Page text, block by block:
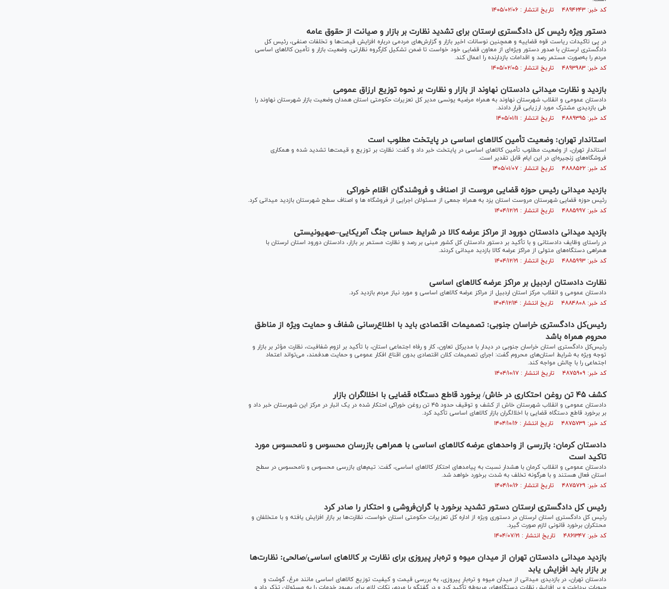
کد خبر: ۴۸۹۴۲۴۳ تاریخ انتشار : ۱۴۰۵/۰۲/۰۶
دستور ویژه رئیس کل دادگستری لرستان برای تشدید نظارت بر بازار و صیانت از حقوق عامه
در پی تاکیدات ریاست قوه قضاییه و همچنین نوسانات اخیر بازار و گزارش‌های مردمی درباره افزایش قیمت‌ها و تخلفات صنفی، رئیس کل
دادگستری لرستان با صدور دستور ویژه‌ای از معاون قضایی خود خواست تا ضمن تشکیل کارگروه نظارتی، وضعیت بازار و تأمین کالا‌های اساسی
مردم را به‌صورت مستمر رصد و اقدامات بازدارنده را اعمال کند.
کد خبر: ۴۸۹۳۹۸۳ تاریخ انتشار : ۱۴۰۵/۰۲/۰۵
بازدید و نظارت میدانی دادستان نهاوند از بازار و نظارت بر نحوه توزیع ارزاق عمومی
دادستان عمومی و انقلاب شهرستان نهاوند به همراه مرضیه یونسی مدیر کل تعزیرات حکومتی استان همدان وضعیت بازار شهرستان نهاوند را
طی بازدیدی مشترک مورد ارزیابی قرار دادند.
کد خبر: ۴۸۸۹۳۹۵ تاریخ انتشار : ۱۴۰۵/۰۱/۱۱
استاندار تهران: وضعیت تأمین کالا‌های اساسی در پایتخت مطلوب است
استاندار تهران، از وضعیت مطلوب تأمین کالا‌های اساسی در پایتخت خبر داد و گفت: نظارت بر توزیع و قیمت‌ها تشدید شده و همکاری
فروشگاه‌های زنجیره‌ای در این ایام قابل تقدیر است.
کد خبر: ۴۸۸۸۵۲۲ تاریخ انتشار : ۱۴۰۵/۰۱/۰۷
بازدید میدانی رئیس حوزه قضایی مروست از اصناف و فروشندگان اقلام خوراکی
رئیس حوزه قضایی شهرستان مروست استان یزد به همراه جمعی از مسئولان اجرایی از فروشگاه ها و اصناف سطح شهرستان بازدید میدانی کرد.
کد خبر: ۴۸۸۵۹۹۷ تاریخ انتشار : ۱۴۰۴/۱۲/۲۱
بازدید میدانی دادستان دورود از مراکز عرضه کالا در شرایط حساس جنگ آمریکایی‌–صهیونیستی
در راستای وظایف دادستانی و با تأکید بر دستور دادستان کل کشور مبنی بر رصد و نظارت مستمر بر بازار، دادستان دورود استان لرستان با
همراهی دستگاه‌های متولی از مراکز عرضه کالا بازدید میدانی کردند.
کد خبر: ۴۸۸۵۹۹۳ تاریخ انتشار : ۱۴۰۴/۱۲/۲۱
نظارت دادستان اردبیل بر مراکز عرضه کالا‌های اساسی
دادستان عمومی و انقلاب مرکز استان اردبیل از مراکز عرضه کالا‌های اساسی و مورد نیاز مردم بازدید کرد.
کد خبر: ۴۸۸۴۸۰۸ تاریخ انتشار : ۱۴۰۴/۱۲/۱۴
رئیس‌کل دادگستری خراسان جنوبی: تصمیمات اقتصادی باید با اطلاع‌رسانی شفاف و حمایت ویژه از مناطق
محروم همراه باشد
رئیس‌کل دادگستری استان خراسان جنوبی در دیدار با مدیرکل تعاون، کار و رفاه اجتماعی استان، با تأکید بر لزوم شفافیت، نظارت مؤثر بر بازار و
توجه ویژه به شرایط استان‌های محروم گفت: اجرای تصمیمات کلان اقتصادی بدون اقناع افکار عمومی و حمایت هدفمند، می‌تواند اعتماد
اجتماعی را با چالش مواجه کند.
کد خبر: ۴۸۷۵۹۰۹ تاریخ انتشار : ۱۴۰۴/۱۰/۱۷
کشف ۴۵ تن روغن احتکاری در خاش/ برخورد قاطع دستگاه قضایی با اخلالگران بازار
دادستان عمومی و انقلاب شهرستان خاش از کشف و توقیف حدود ۴۵ تن روغن خوراکی احتکار شده در یک انبار در مرکز این شهرستان خبر داد و
بر برخورد قاطع دستگاه قضایی با اخلالگران بازار کالا‌های اساسی تأکید کرد.
کد خبر: ۴۸۷۵۷۳۹ تاریخ انتشار : ۱۴۰۴/۱۰/۱۶
دادستان کرمان: بازرسی از واحد‌های عرضه کالا‌های اساسی با همراهی بازرسان محسوس و نامحسوس مورد
تاکید است
دادستان عمومی و انقلاب کرمان با هشدار نسبت به پیامد‌های احتکار کالا‌های اساسی، گفت: تیم‌های بازرسی محسوس و نامحسوس در سطح
استان فعال هستند و با هرگونه تخلف به شدت برخورد خواهد شد.
کد خبر: ۴۸۷۵۷۲۹ تاریخ انتشار : ۱۴۰۴/۱۰/۱۶
رئیس کل دادگستری لرستان دستور تشدید برخورد‌ با گران‌فروشی و احتکار را صادر کرد
رئیس کل دادگستری استان لرستان در دستوری ویژه از اداره کل تعزیرات حکومتی استان خواست، نظارت‌ها بر بازار افزایش یافته و با متخلفان و
محتکران برخورد قانونی لازم صورت گیرد.
کد خبر: ۴۸۶۱۳۴۷ تاریخ انتشار : ۱۴۰۴/۰۷/۲۱
بازدید میدانی دادستان تهران از میدان میوه و تره‌بار پیروزی برای نظارت بر کالاهای اساسی/صالحی: نظارت‌ها
بر بازار باید افزایش یابد
دادستان تهران، در بازدیدی میدانی از میدان میوه و تره‌بار پیروزی، به بررسی قیمت و کیفیت توزیع کالاهای اساسی مانند مرغ، گوشت و